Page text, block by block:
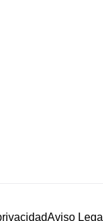
Aviso Legal